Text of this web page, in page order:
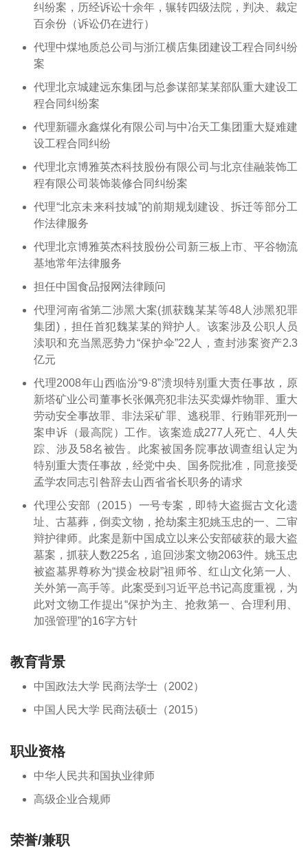
纠纷案，历经诉讼十余年，辗转四级法院，判决、裁定
百余份（诉讼仍在进行）
代理中煤地质总公司与浙江横店集团建设工程合同纠纷
案
代理北京城建远东集团与总参谋部某某部队重大建设工
程合同纠纷案
代理新疆永鑫煤化有限公司与中冶天工集团重大疑难建
设工程合同纠纷
代理北京博雅英杰科技股份有限公司与北京佳融装饰工
程有限公司装饰装修合同纠纷案
代理“北京未来科技城”的前期规划建设、拆迁等部分工
作法律服务
代理北京博雅英杰科技股份公司新三板上市、平谷物流
基地常年法律服务
担任中国食品报网法律顾问
代理河南省第二涉黑大案(抓获魏某某等48人涉黑犯罪
集团)，担任首犯魏某某的辩护人。该案涉及公职人员
渎职和充当黑恶势力“保护伞”22人，查封涉案资产2.3
亿元
代理2008年山西临汾“9·8”溃坝特别重大责任事故，原
新塔矿业公司董事长张佩亮犯非法买卖爆炸物罪、重大
劳动安全事故罪、非法采矿罪、逃税罪、行贿罪死刑一
案申诉（最高院）工作。该案造成277人死亡、4人失
踪、涉及58名被告。此案被国务院事故调查组认定为
特别重大责任事故，经党中央、国务院批准，同意接受
孟学农同志引咎辞去山西省省长职务的请求
代理公安部（2015）一号专案，即特大盗掘古文化遗
址、古墓葬，倒卖文物，抢劫案主犯姚玉忠的一、二审
辩护律师。此案是新中国成立以来公安部破获的最大盗
墓案，抓获人数225名，追回涉案文物2063件。姚玉忠
被盗墓界尊称为“摸金校尉”祖师爷、红山文化第一人、
关外第一高手等。此案受到习近平总书记高度重视，为
此对文物工作提出“保护为主、抢救第一、合理利用、
加强管理”的16字方针
教育背景
中国政法大学 民商法学士（2002）
中国人民大学 民商法硕士（2015）
职业资格
中华人民共和国执业律师
高级企业合规师
荣誉/兼职